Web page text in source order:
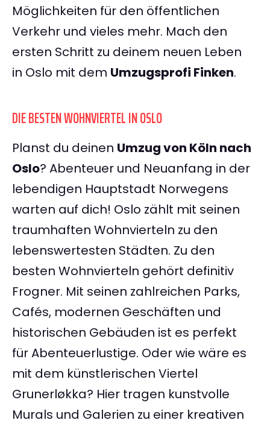
Möglichkeiten für den öffentlichen
Verkehr und vieles mehr. Mach den
ersten Schritt zu deinem neuen Leben
in Oslo mit dem Umzugsprofi Finken.
DIE BESTEN WOHNVIERTEL IN OSLO
Planst du deinen Umzug von Köln nach
Oslo? Abenteuer und Neuanfang in der
lebendigen Hauptstadt Norwegens
warten auf dich! Oslo zählt mit seinen
traumhaften Wohnvierteln zu den
lebenswertesten Städten. Zu den
besten Wohnvierteln gehört definitiv
Frogner. Mit seinen zahlreichen Parks,
Cafés, modernen Geschäften und
historischen Gebäuden ist es perfekt
für Abenteuerlustige. Oder wie wäre es
mit dem künstlerischen Viertel
Grunerløkka? Hier tragen kunstvolle
Murals und Galerien zu einer kreativen